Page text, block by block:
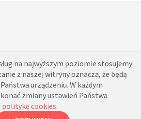
na najwyższym poziomie stosujemy
z naszej witryny oznacza, że będą
urządzeniu. W każdym
zmiany ustawień Państwa
politykę cookies.